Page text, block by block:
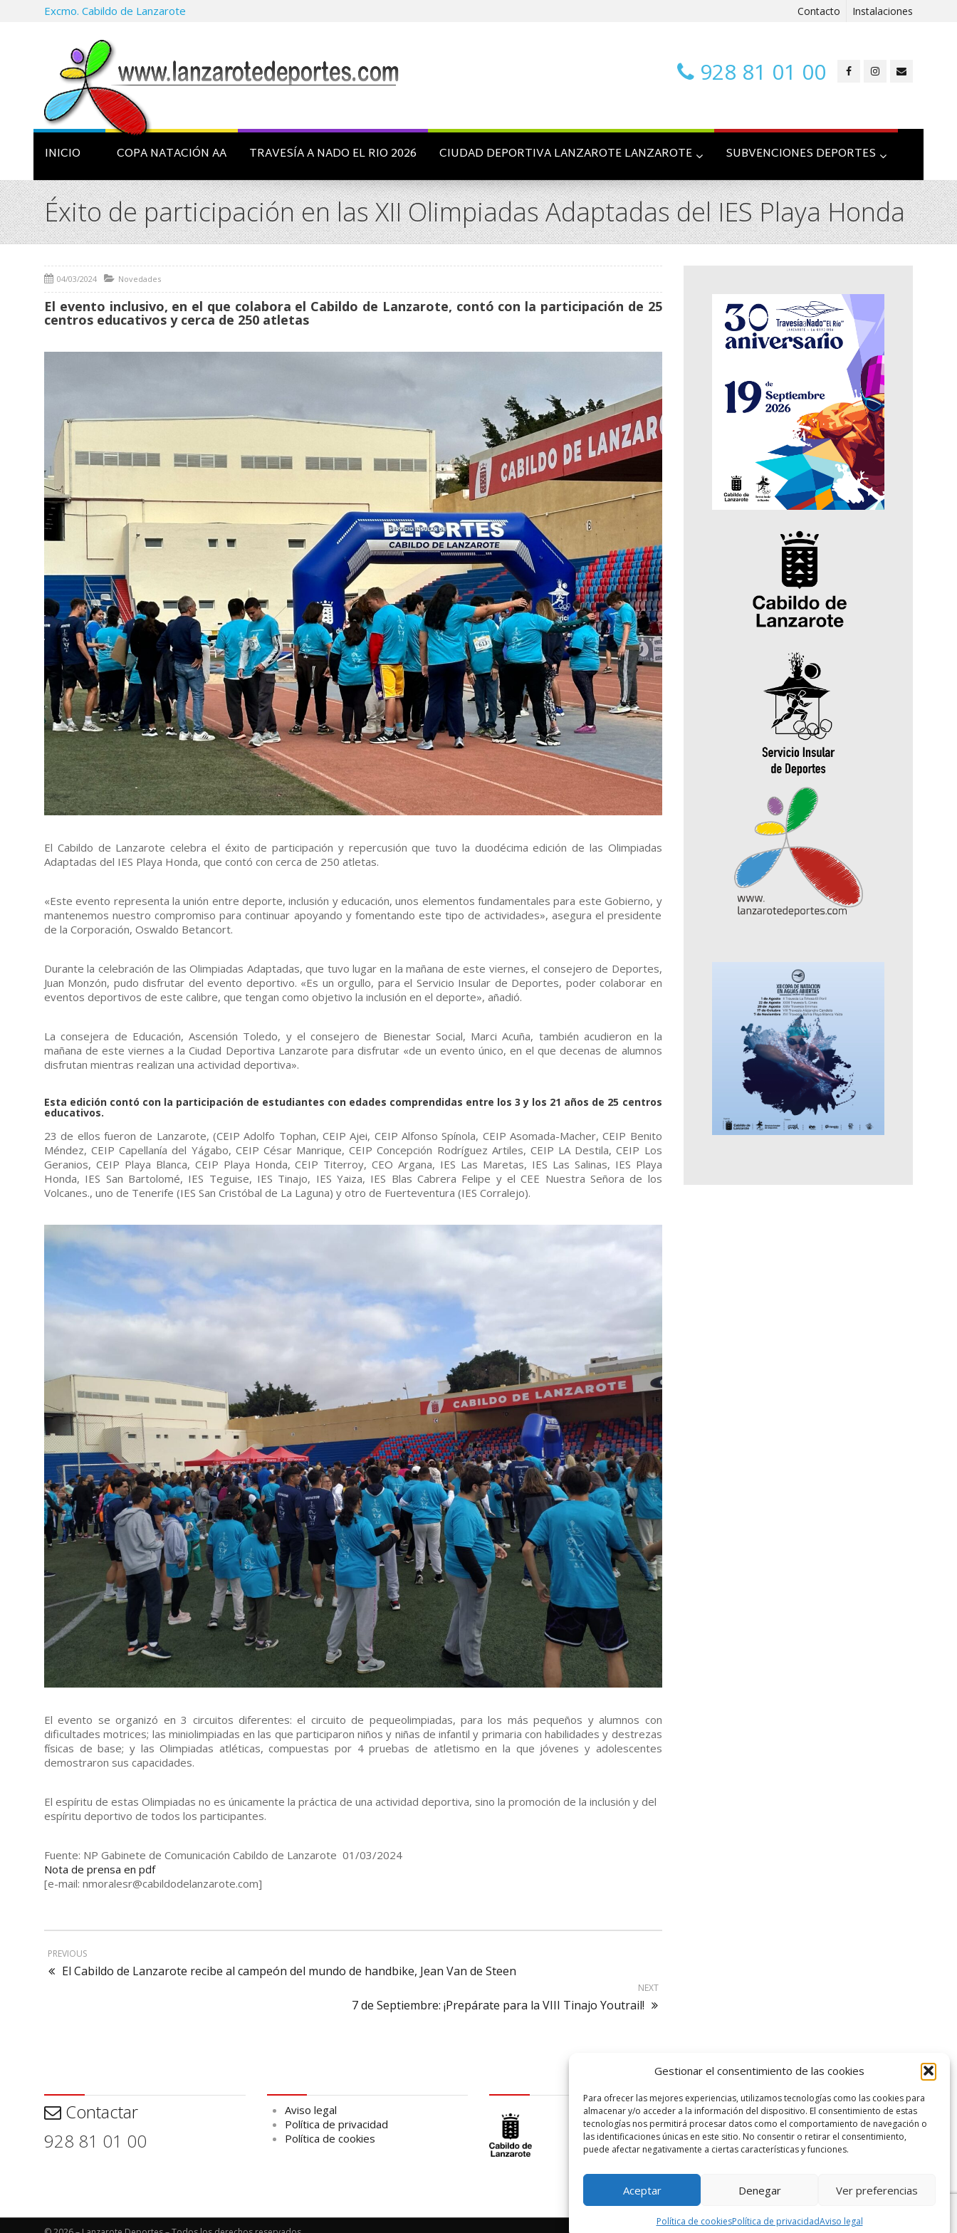
Gestionar el consentimiento de las cookies
Para ofrecer las mejores experiencias, utilizamos tecnologías como las cookies para
almacenar y/o acceder a la información del dispositivo. El consentimiento de estas
tecnologías nos permitirá procesar datos como el comportamiento de navegación o
las identificaciones únicas en este sitio. No consentir o retirar el consentimiento,
puede afectar negativamente a ciertas características y funciones.
Aceptar Denegar Ver preferencias
Política de cookiesPolítica de privacidadAviso legal
Excmo. Cabildo de Lanzarote Contacto Instalaciones
928 81 01 00
INICIO COPA NATACIÓN AA TRAVESÍA A NADO EL RIO 2026 CIUDAD DEPORTIVA LANZAROTE LANZAROTE SUBVENCIONES DEPORTES
Éxito de participación en las XII Olimpiadas Adaptadas del IES Playa Honda
04/03/2024 Novedades
El evento inclusivo, en el que colabora el Cabildo de Lanzarote, contó con la participación de 25
centros educativos y cerca de 250 atletas
El Cabildo de Lanzarote celebra el éxito de participación y repercusión que tuvo la duodécima edición de las Olimpiadas
Adaptadas del IES Playa Honda, que contó con cerca de 250 atletas.
«Este evento representa la unión entre deporte, inclusión y educación, unos elementos fundamentales para este Gobierno, y
mantenemos nuestro compromiso para continuar apoyando y fomentando este tipo de actividades», asegura el presidente
de la Corporación, Oswaldo Betancort.
Durante la celebración de las Olimpiadas Adaptadas, que tuvo lugar en la mañana de este viernes, el consejero de Deportes,
Juan Monzón, pudo disfrutar del evento deportivo. «Es un orgullo, para el Servicio Insular de Deportes, poder colaborar en
eventos deportivos de este calibre, que tengan como objetivo la inclusión en el deporte», añadió.
La consejera de Educación, Ascensión Toledo, y el consejero de Bienestar Social, Marci Acuña, también acudieron en la
mañana de este viernes a la Ciudad Deportiva Lanzarote para disfrutar «de un evento único, en el que decenas de alumnos
disfrutan mientras realizan una actividad deportiva».
Esta edición contó con la participación de estudiantes con edades comprendidas entre los 3 y los 21 años de 25 centros
educativos.
23 de ellos fueron de Lanzarote, (CEIP Adolfo Tophan, CEIP Ajei, CEIP Alfonso Spínola, CEIP Asomada-Macher, CEIP Benito
Méndez, CEIP Capellanía del Yágabo, CEIP César Manrique, CEIP Concepción Rodríguez Artiles, CEIP LA Destila, CEIP Los
Geranios, CEIP Playa Blanca, CEIP Playa Honda, CEIP Titerroy, CEO Argana, IES Las Maretas, IES Las Salinas, IES Playa
Honda, IES San Bartolomé, IES Teguise, IES Tinajo, IES Yaiza, IES Blas Cabrera Felipe y el CEE Nuestra Señora de los
Volcanes., uno de Tenerife (IES San Cristóbal de La Laguna) y otro de Fuerteventura (IES Corralejo).
El evento se organizó en 3 circuitos diferentes: el circuito de pequeolimpiadas, para los más pequeños y alumnos con
dificultades motrices; las miniolimpiadas en las que participaron niños y niñas de infantil y primaria con habilidades y destrezas
físicas de base; y las Olimpiadas atléticas, compuestas por 4 pruebas de atletismo en la que jóvenes y adolescentes
demostraron sus capacidades.
El espíritu de estas Olimpiadas no es únicamente la práctica de una actividad deportiva, sino la promoción de la inclusión y del
espíritu deportivo de todos los participantes.
Fuente: NP Gabinete de Comunicación Cabildo de Lanzarote 01/03/2024
Nota de prensa en pdf
[e-mail: nmoralesr@cabildodelanzarote.com]
PREVIOUS
El Cabildo de Lanzarote recibe al campeón del mundo de handbike, Jean Van de Steen
NEXT
7 de Septiembre: ¡Prepárate para la VIII Tinajo Youtrail!
Contactar
928 81 01 00
Aviso legal
Política de privacidad
Política de cookies
logo SID